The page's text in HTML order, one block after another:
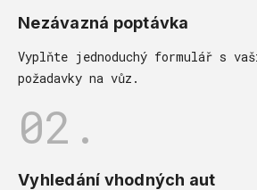
Nezávazná poptávka
Vyplňte jednoduchý formulář s
požadavky na vůz.
02.
Vyhledání vhodných aut